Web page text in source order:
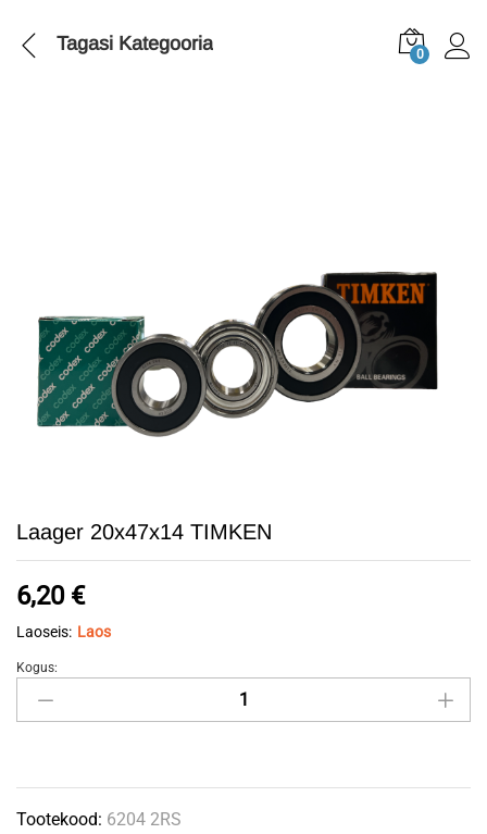
Tagasi Kategooria 0
Laager 20x47x14 TIMKEN
6,20 €
Laoseis: Laos
Laager
20x47x14
Kogus:
Tootekood: 6204 2RS